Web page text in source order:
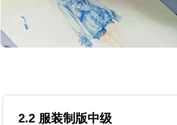
2.2 服装制版中级